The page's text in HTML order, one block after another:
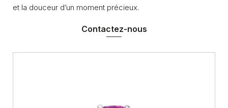
et la douceur d’un moment précieux.
Contactez-nous